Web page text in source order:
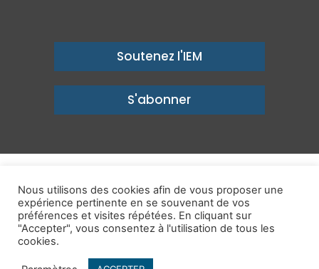
Soutenez l'IEM
S'abonner
un avenir prospère
Mentions légales-Politique de confidentialité-Contact
Publications
Nous utilisons des cookies afin de vous proposer une
expérience pertinente en se souvenant de vos
préférences et visites répétées. En cliquant sur
"Accepter", vous consentez à l'utilisation de tous les
cookies.